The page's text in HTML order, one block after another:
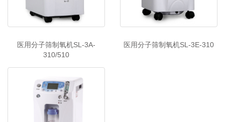
医用分子筛制氧机SL-3A-
310/510
医用分子筛制氧机SL-3E-310